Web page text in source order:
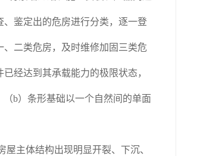
鉴定出的危房进行分类，逐一登
二类危房，及时维修加固三类危
经达到其承载能力的极限状态，
b）条形基础以一个自然间的单面
主体结构出现明显开裂、下沉、